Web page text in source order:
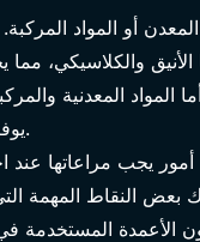
أو المواد
والكلاسيكي، مما
المواد المعدنية
يوفر ميزة كبيرة للمستخدمين.
أمور يجب مراعاتها عند
النقاط المهمة
الأعمدة المستخدمة